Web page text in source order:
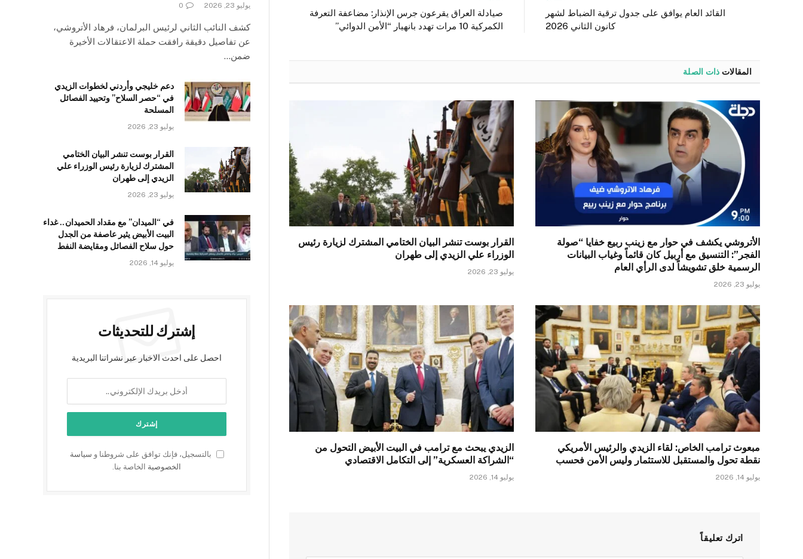
القائد العام يوافق على جدول ترقية الضباط لشهر
كانون الثاني 2026
صيادلة العراق يقرعون جرس الإنذار: مضاعفة التعرفة
الكمركية 10 مرات تهدد بانهيار “الأمن الدوائي”
المقالات ذات الصلة
الأتروشي يكشف في حوار مع زينب ربيع خفايا “صولة
الفجر”: التنسيق مع أربيل كان قائماً وغياب البيانات
الرسمية خلق تشويشاً لدى الرأي العام
يوليو 23, 2026
القرار بوست تنشر البيان الختامي المشترك لزيارة رئيس
الوزراء علي الزيدي إلى طهران
يوليو 23, 2026
مبعوث ترامب الخاص: لقاء الزيدي والرئيس الأمريكي
نقطة تحول والمستقبل للاستثمار وليس الأمن فحسب
يوليو 14, 2026
الزيدي يبحث مع ترامب في البيت الأبيض التحول من
“الشراكة العسكرية” إلى التكامل الاقتصادي
يوليو 14, 2026
اترك تعليقاً
يوليو 23, 2026 0
كشف النائب الثاني لرئيس البرلمان، فرهاد الأتروشي،
عن تفاصيل دقيقة رافقت حملة الاعتقالات الأخيرة
ضمن…
دعم خليجي وأردني لخطوات الزيدي
في “حصر السلاح” وتحييد الفصائل
المسلحة
يوليو 23, 2026
القرار بوست تنشر البيان الختامي
المشترك لزيارة رئيس الوزراء علي
الزيدي إلى طهران
يوليو 23, 2026
في “الميدان” مع مقداد الحميدان.. غداء
البيت الأبيض يثير عاصفة من الجدل
حول سلاح الفصائل ومقايضة النفط
يوليو 14, 2026
إشترك للتحديثات
احصل على احدث الاخبار عبر نشراتنا البريدية
بالتسجيل، فإنك توافق على شروطنا و سياسة
الخصوصية الخاصة بنا.